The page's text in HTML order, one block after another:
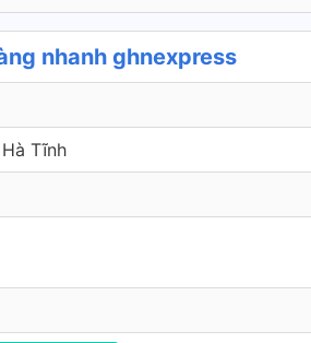
nhanh ghnexpress
Tĩnh